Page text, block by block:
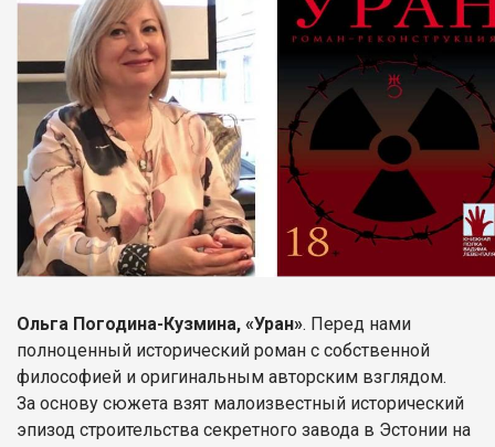
Ольга Погодина-Кузмина, «Уран». Перед нами
полноценный исторический роман с собственной
философией и оригинальным авторским взглядом.
За основу сюжета взят малоизвестный исторический
эпизод строительства секретного завода в Эстонии на